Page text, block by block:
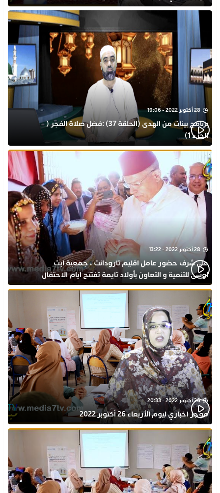
28 أكتوبر 2022 - 19:06
برنامج بينات من الهدى (الحلقة 37) :فضل صلاة الفجر (
الجزء 1)
28 أكتوبر 2022 - 13:22
على شرف حضور عامل اقليم تارودانت ، جمعية ايت
اوسى للتنمية و التعاون بأولاد تايمة تفتتح ايام الاحتفال
بذكرى المولد النبوي
26 أكتوبر 2022 - 20:33
موجز اخباري ليوم الأربعاء 26 أكتوبر 2022